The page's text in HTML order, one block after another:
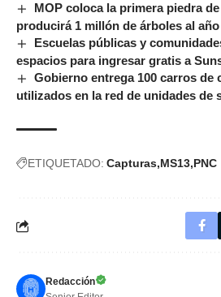
MOP coloca la primera piedra
producirá 1 millón de árboles al año
Escuelas públicas y
espacios para ingresar gratis a
Gobierno entrega 100 carros de
utilizados en la red de unidades de
ETIQUETADO: Capturas MS13 PNC
Redacción